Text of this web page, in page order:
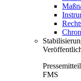
FMS